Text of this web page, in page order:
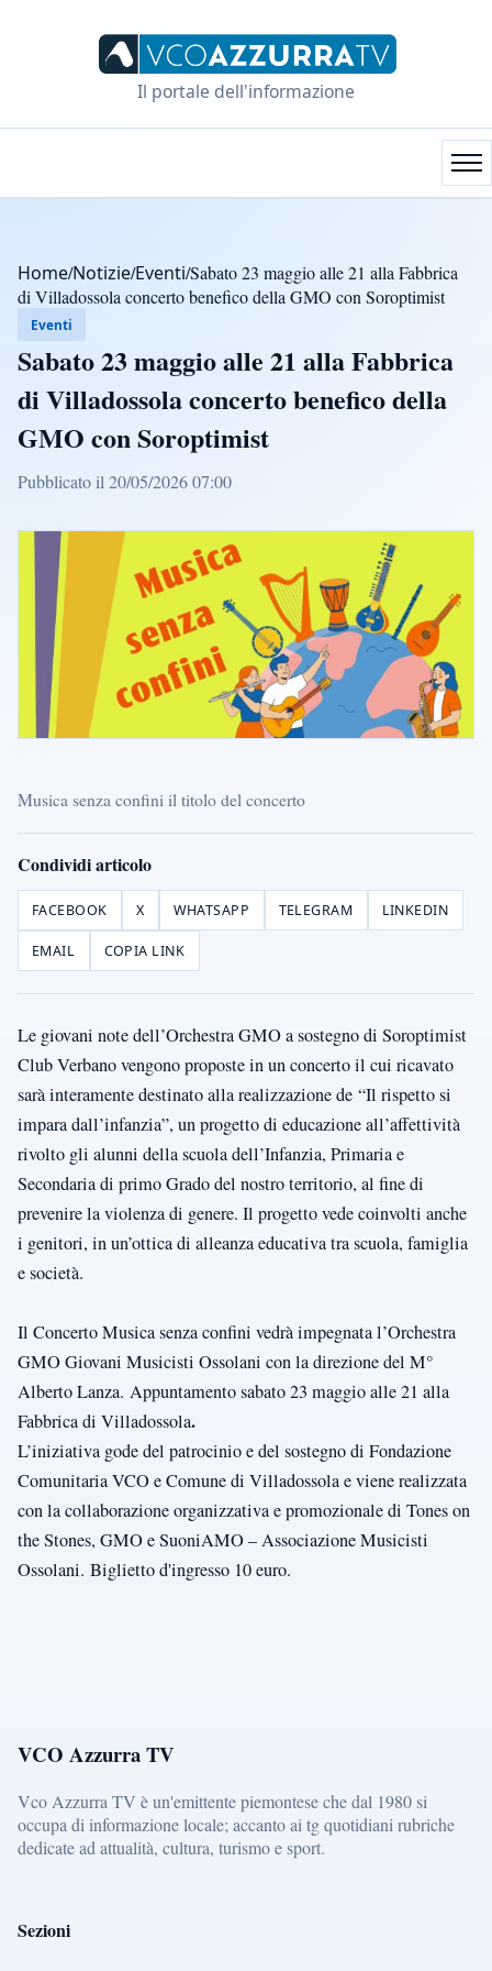
Il portale dell'informazione
Home/Notizie/Eventi/Sabato 23 maggio alle 21 alla Fabbrica
di Villadossola concerto benefico della GMO con Soroptimist
Eventi
Sabato 23 maggio alle 21 alla Fabbrica
di Villadossola concerto benefico della
GMO con Soroptimist
Pubblicato il 20/05/2026 07:00
Musica senza confini il titolo del concerto
Condividi articolo
FACEBOOK X WHATSAPP TELEGRAM LINKEDIN
EMAIL COPIA LINK
Le giovani note dell’Orchestra GMO a sostegno di Soroptimist
Club Verbano vengono proposte in un concerto il cui ricavato
sarà interamente destinato alla realizzazione de “Il rispetto si
impara dall’infanzia”, un progetto di educazione all’affettività
rivolto gli alunni della scuola dell’Infanzia, Primaria e
Secondaria di primo Grado del nostro territorio, al fine di
prevenire la violenza di genere. Il progetto vede coinvolti anche
i genitori, in un’ottica di alleanza educativa tra scuola, famiglia
e società.
Il Concerto Musica senza confini vedrà impegnata l’Orchestra
GMO Giovani Musicisti Ossolani con la direzione del M°
Alberto Lanza. Appuntamento sabato 23 maggio alle 21 alla
Fabbrica di Villadossola.
L’iniziativa gode del patrocinio e del sostegno di Fondazione
Comunitaria VCO e Comune di Villadossola e viene realizzata
con la collaborazione organizzativa e promozionale di Tones on
the Stones, GMO e SuoniAMO – Associazione Musicisti
Ossolani. Biglietto d'ingresso 10 euro.
VCO Azzurra TV
Vco Azzurra TV è un'emittente piemontese che dal 1980 si
occupa di informazione locale; accanto ai tg quotidiani rubriche
dedicate ad attualità, cultura, turismo e sport.
Sezioni